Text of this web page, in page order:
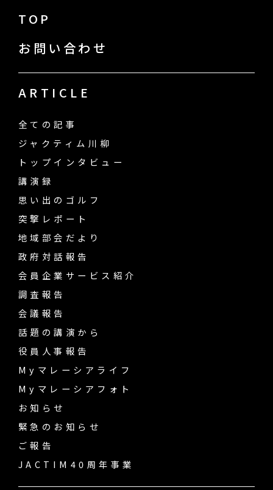
TOP
お問い合わせ
ARTICLE
全ての記事
ジャクティム川柳
トップインタビュー
講演録
思い出のゴルフ
突撃レポート
地域部会だより
政府対話報告
会員企業サービス紹介
調査報告
会議報告
話題の講演から
役員人事報告
Myマレーシアライフ
Myマレーシアフォト
お知らせ
緊急のお知らせ
ご報告
JACTIM40周年事業